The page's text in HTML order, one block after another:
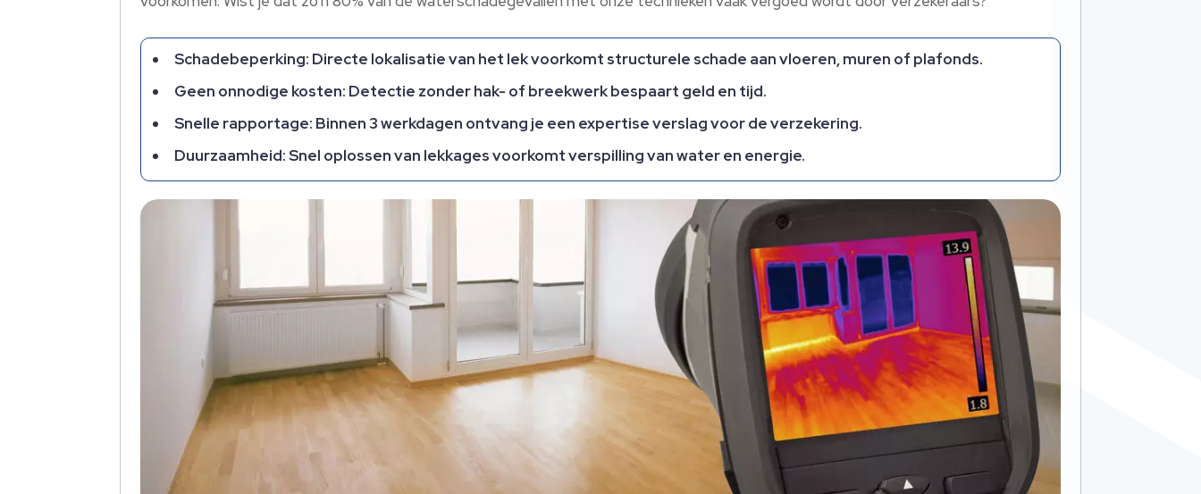
Schadebeperking: Directe lokalisatie van het lek voorkomt structurele schade aan vloeren, muren of plafonds.
Geen onnodige kosten: Detectie zonder hak- of breekwerk bespaart geld en tijd.
Snelle rapportage: Binnen 3 werkdagen ontvang je een expertise verslag voor de verzekering.
Duurzaamheid: Snel oplossen van lekkages voorkomt verspilling van water en energie.